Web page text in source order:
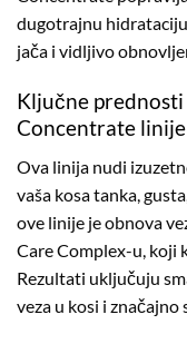
dugotrajnu
jača i vidljivo
Ključne
Concentrate linije
Ova linija nudi
vaša kosa tanka,
ove linije je obnova
Care Complex-u, koji
Rezultati uključuju
veza u kosi i značajno